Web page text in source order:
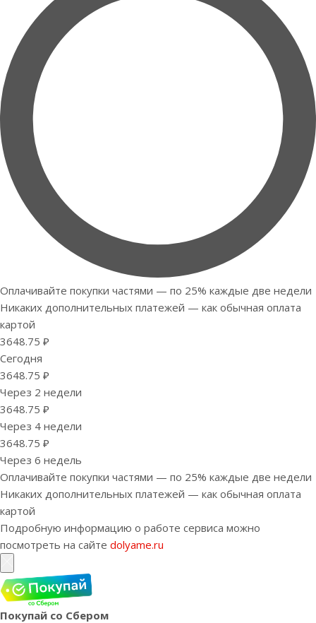
Оплачивайте покупки частями — по 25% каждые две недели
Никаких дополнительных платежей — как обычная оплата
картой
3648.75 ₽
Сегодня
3648.75 ₽
Через 2 недели
3648.75 ₽
Через 4 недели
3648.75 ₽
Через 6 недель
Оплачивайте покупки частями — по 25% каждые две недели
Никаких дополнительных платежей — как обычная оплата
картой
Подробную информацию о работе сервиса можно
посмотреть на сайте dolyame.ru
Покупай со Сбером